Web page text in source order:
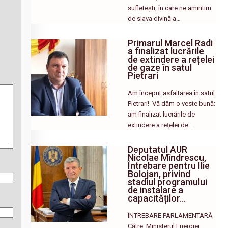
sufletești, în care ne amintim
de slava divină a…
Primarul Marcel Radi
a finalizat lucrările
de extindere a rețelei
de gaze în satul
Pietrari
Am început asfaltarea în satul
Pietrari! ​ Vă dăm o veste bună:
am finalizat lucrările de
extindere a rețelei de…
Deputatul AUR
Nicolae Mîndrescu,
Întrebare pentru Ilie
Bolojan, privind
stadiul programului
de instalare a
capacităților…
ÎNTREBARE PARLAMENTARĂ
Către: Ministerul Energiei,